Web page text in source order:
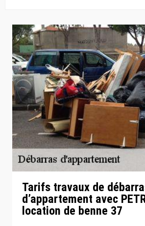
Tarifs travaux de
d’appartement avec
location de benne 37